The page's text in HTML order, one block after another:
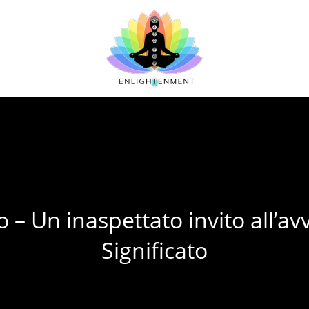
– Un inaspettato invito
Significato